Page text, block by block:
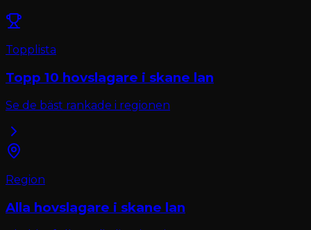
Topplista
Topp 10 hovslagare i skane lan
Se de bäst rankade i regionen
Region
Alla hovslagare i skane lan